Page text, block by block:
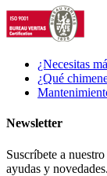
¿Necesitas
¿Qué
Newsletter
Suscríbete a
ayudas y novedades.